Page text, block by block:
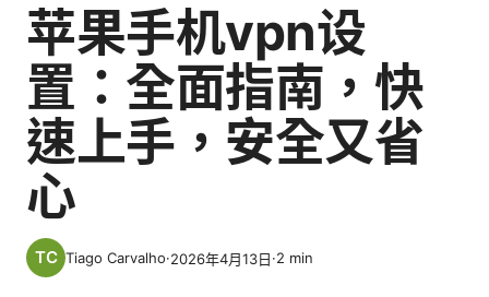
苹果手机vpn设
置：全面指南，快
速上手，安全又省
心
Tiago Carvalho·2026年4月13日·2 min